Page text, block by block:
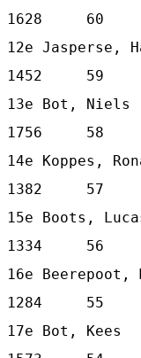
1628     60
12e Jasperse,
1452     59
13e Bot,
1756     58
14e Koppes,
1382     57
15e Boots,
1334     56
16e
1284     55
17e Bot,